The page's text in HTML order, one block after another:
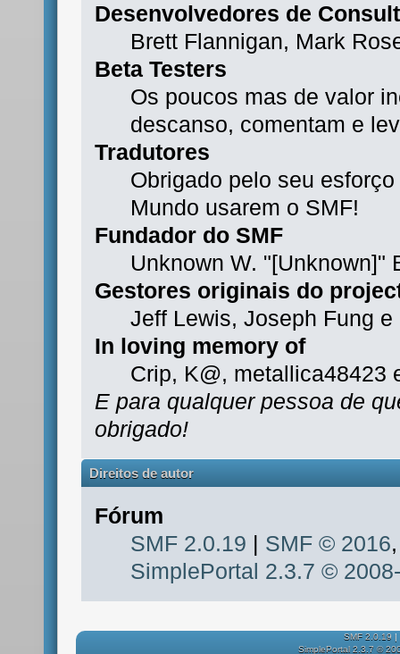
Desenvolvedores de
Brett Flannigan, Mark
Beta Testers
Os poucos mas de valor
descanso, comentam e
Tradutores
Obrigado pelo seu
Mundo usarem o SMF!
Fundador do SMF
Unknown W. "[Unknown]"
Gestores originais do
Jeff Lewis, Joseph Fung
In loving memory of
Crip, K@, metallica48423
E para qualquer pessoa de
obrigado!
Direitos de autor
Fórum
SMF 2.0.19
SMF © 2016
SimplePortal 2.3.7 ©
SMF 2.0.19 |
SimplePortal 2.3.7 ©